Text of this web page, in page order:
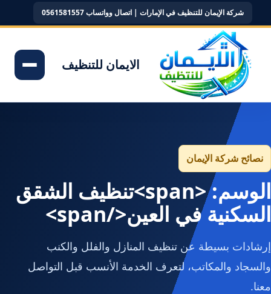
شركة الإيمان للتنظيف في الإمارات | اتصال وواتساب 0561581557
الايمان للتنظيف
نصائح شركة الإيمان
الوسم: <span>تنظيف الشقق
السكنية في العين</span>
إرشادات بسيطة عن تنظيف المنازل والفلل والكنب
والسجاد والمكاتب، لتعرف الخدمة الأنسب قبل التواصل
معنا.